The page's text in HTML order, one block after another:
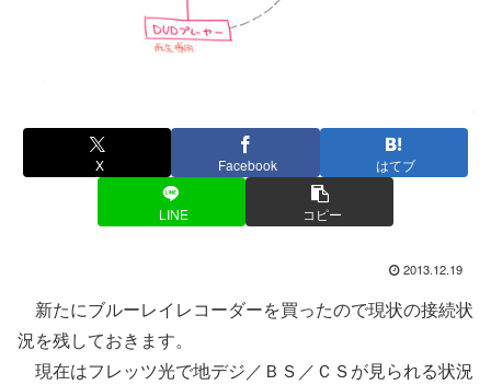
X Facebook はてブ
LINE コピー
2013.12.19
新たにブルーレイレコーダーを買ったので現状の接続状
況を残しておきます。
現在はフレッツ光で地デジ／ＢＳ／ＣＳが見られる状況